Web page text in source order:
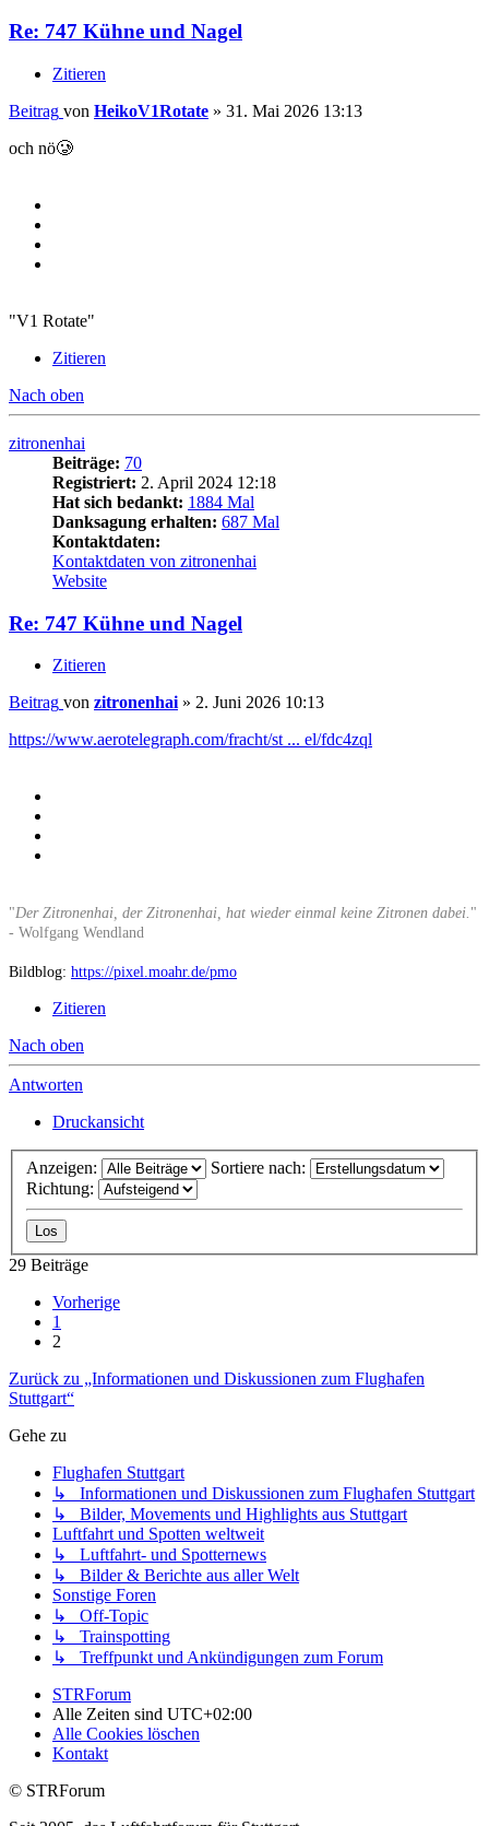
Re: 747 Kühne und Nagel
Zitieren
Beitrag von HeikoV1Rotate » 31. Mai 2026 13:13
och nö🥲
"V1 Rotate"
Zitieren
Nach oben
zitronenhai
Beiträge: 70
Registriert: 2. April 2024 12:18
Hat sich bedankt: 1884 Mal
Danksagung erhalten: 687 Mal
Kontaktdaten:
Kontaktdaten von zitronenhai
Website
Re: 747 Kühne und Nagel
Zitieren
Beitrag von zitronenhai» 2. Juni 2026 10:13
https://www.aerotelegraph.com/fracht/st ... el/fdc4zql
"Der Zitronenhai, der Zitronenhai, hat wieder einmal keine Zitronen dabei. "
- Wolfgang Wendland
Bildblog: https://pixel.moahr.de/pmo
Zitieren
Nach oben
Antworten
Druckansicht
Anzeigen:
Sortiere nach:
Richtung:
29 Beiträge
Vorherige
1
2
Zurück zu „Informationen und Diskussionen zum Flughafen
Stuttgart“
Gehe zu
Flughafen Stuttgart
↳ Informationen und Diskussionen zum Flughafen Stuttgart
↳ Bilder, Movements und Highlights aus Stuttgart
Luftfahrt und Spotten weltweit
↳ Luftfahrt- und Spotternews
↳ Bilder & Berichte aus aller Welt
Sonstige Foren
↳ Off-Topic
↳ Trainspotting
↳ Treffpunkt und Ankündigungen zum Forum
STRForum
Alle Zeiten sind UTC+02:00
Alle Cookies löschen
Kontakt
© STRForum